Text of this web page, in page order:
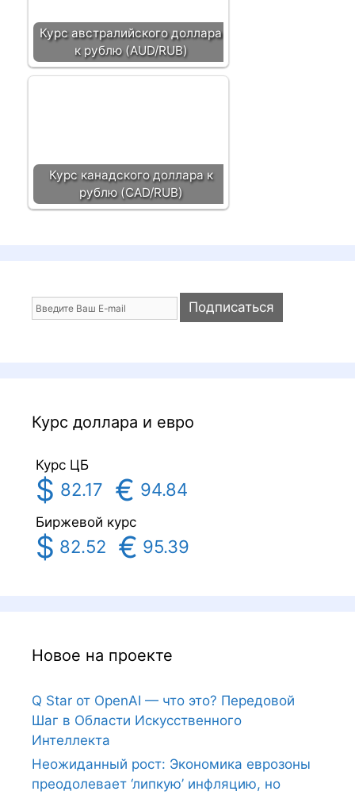
Курс австралийского доллара
к рублю (AUD/RUB)
Курс канадского доллара к
рублю (CAD/RUB)
Курс доллара и евро
Курс ЦБ
$ 82.17 € 94.84
Биржевой курс
$ 82.52 € 95.39
Новое на проекте
Q Star от OpenAI — что это? Передовой
Шаг в Области Искусственного
Интеллекта
Неожиданный рост: Экономика еврозоны
преодолевает ‘липкую’ инфляцию, но